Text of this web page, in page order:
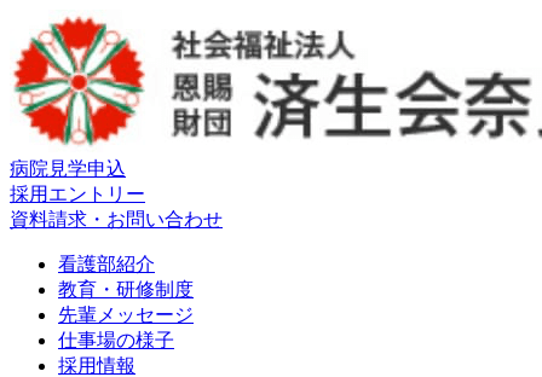
病院見学申込
採用エントリー
資料請求・お問い合わせ
看護部紹介
教育・研修制度
先輩メッセージ
仕事場の様子
採用情報